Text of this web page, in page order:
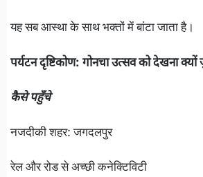
यह सब आस्था के साथ भक्तों में बांटा जाता है।
पर्यटन दृष्टिकोण: गोनचा उत्सव को देखना
कैसे पहुँचे
नजदीकी शहर: जगदलपुर
रेल और रोड से अच्छी कनेक्टिविटी